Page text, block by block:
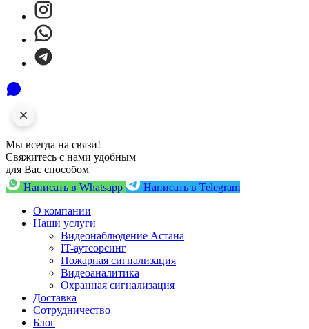
Мы всегда на связи!
Свяжитесь с нами удобным
для Вас способом
Написать в Whatsapp
Написать в Telegram
О компании
Наши услуги
Видеонаблюдение Астана
IT-аутсорсинг
Пожарная сигнализация
Видеоаналитика
Охранная сигнализация
Доставка
Сотрудничество
Блог